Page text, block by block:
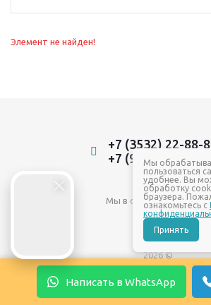
Элемент не найден!
+7 (3532) 22-88-
+7 (961) 937-88-
Мы в социальных сетях:
2026 ©
Написать в WhatsApp
Мы
пользоваться
удобнее. Вы
обработку
браузера.
ознакомьтесь с
Принять